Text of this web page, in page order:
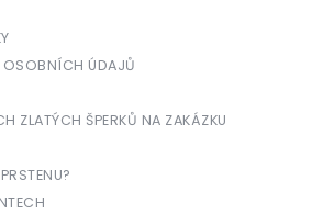
ÚDAJŮ
ZLATÝCH ŠPERKŮ NA ZAKÁZKU